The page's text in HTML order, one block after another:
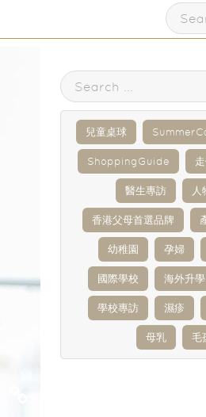
兒童桌球
ShoppingGuide
醫生專訪 人
香港父母首選品牌
幼稚園 孕婦
國際學校 海外升學
學校專訪 濕疹
母乳 毛